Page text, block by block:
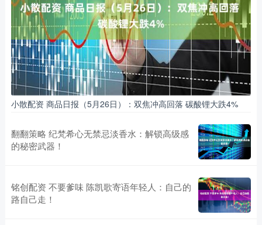
小散配资 商品日报（5月26日）：双焦冲高回落 碳酸锂大跌4%
翻翻策略 纪梵希心无禁忌淡香水：解锁高级感
的秘密武器！
铭创配资 不要爹味 陈凯歌寄语年轻人：自己的
路自己走！